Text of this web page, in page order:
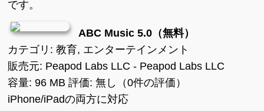
です。
ABC Music 5.0（無料）
カテゴリ: 教育, エンターテインメント
販売元: Peapod Labs LLC - Peapod Labs LLC
容量: 96 MB 評価: 無し（0件の評価）
iPhone/iPadの両方に対応